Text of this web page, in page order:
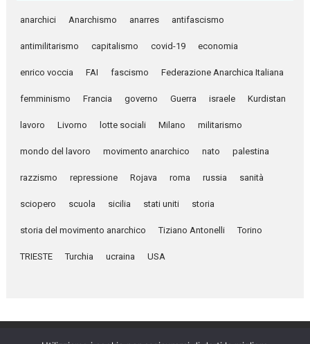
anarchici Anarchismo anarres antifascismo
antimilitarismo capitalismo covid-19 economia
enrico voccia FAI fascismo Federazione Anarchica Italiana
femminismo Francia governo Guerra israele Kurdistan
lavoro Livorno lotte sociali Milano militarismo
mondo del lavoro movimento anarchico nato palestina
razzismo repressione Rojava roma russia sanità
sciopero scuola sicilia stati uniti storia
storia del movimento anarchico Tiziano Antonelli Torino
TRIESTE Turchia ucraina USA